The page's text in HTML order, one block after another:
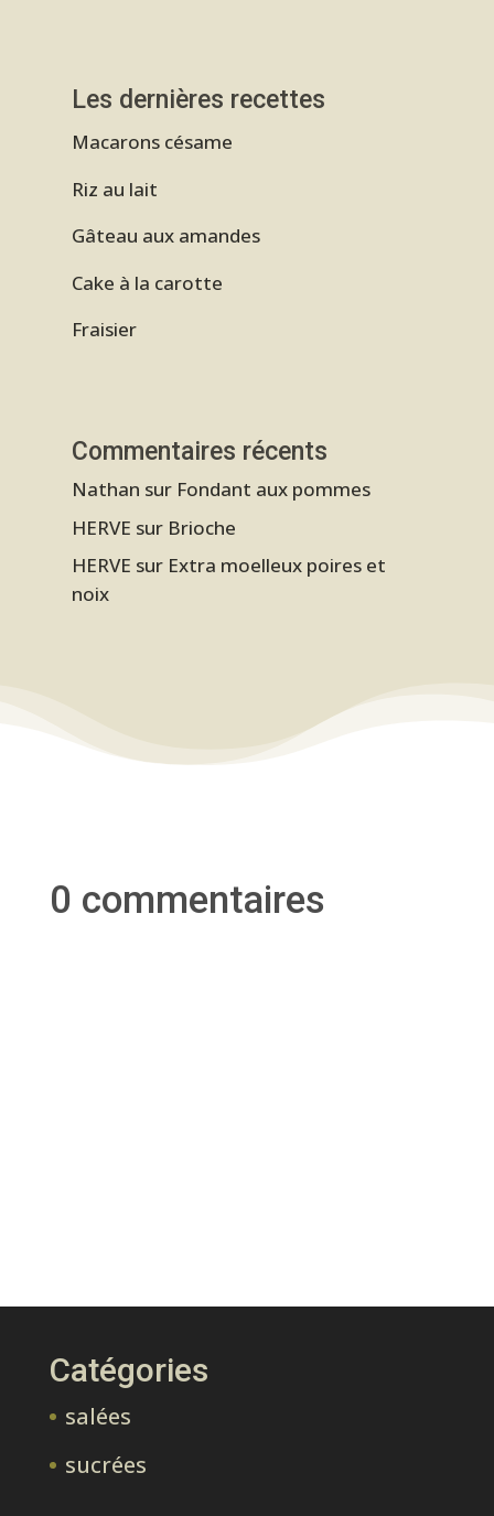
Les dernières recettes
Macarons césame
Riz au lait
Gâteau aux amandes
Cake à la carotte
Fraisier
Commentaires récents
Nathan sur Fondant aux pommes
HERVE sur Brioche
HERVE sur Extra moelleux poires et
noix
0 commentaires
Catégories
salées
sucrées